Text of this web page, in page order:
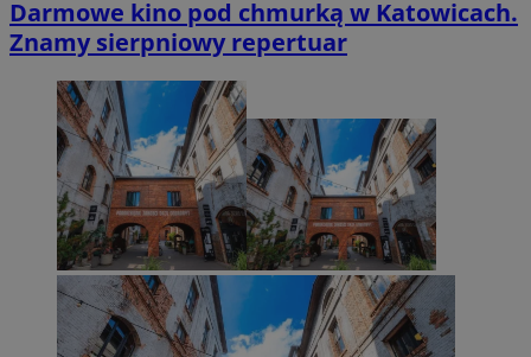
Darmowe kino pod chmurką w Katowicach.
Znamy sierpniowy repertuar